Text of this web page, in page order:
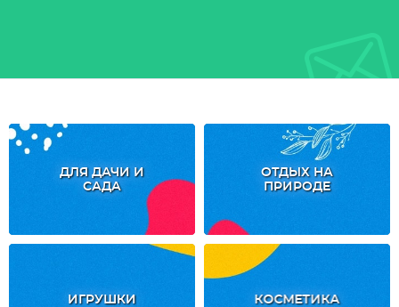
ДЛЯ ДАЧИ И
САДА
ОТДЫХ НА
ПРИРОДЕ
ИГРУШКИ КОСМЕТИКА